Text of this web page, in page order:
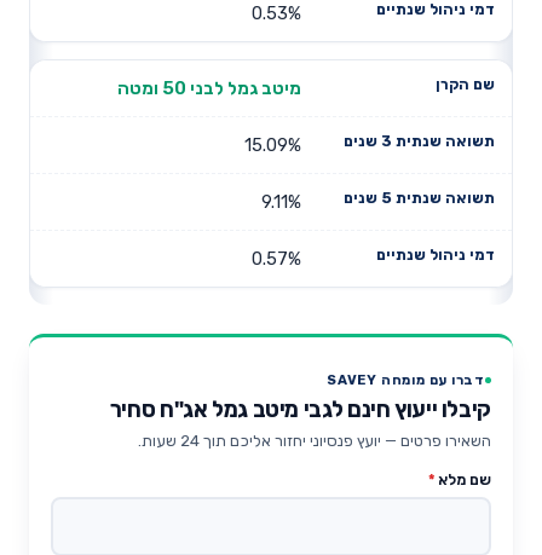
0.53%
מיטב גמל לבני 50 ומטה
15.09%
9.11%
0.57%
דברו עם מומחה SAVEY
קיבלו ייעוץ חינם לגבי מיטב גמל אג"ח סחיר
השאירו פרטים — יועץ פנסיוני יחזור אליכם תוך 24 שעות.
שם מלא *